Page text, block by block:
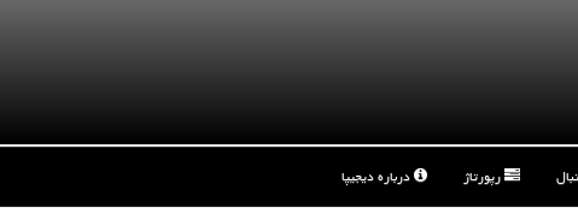
رپورتاژ درباره دیجیپا